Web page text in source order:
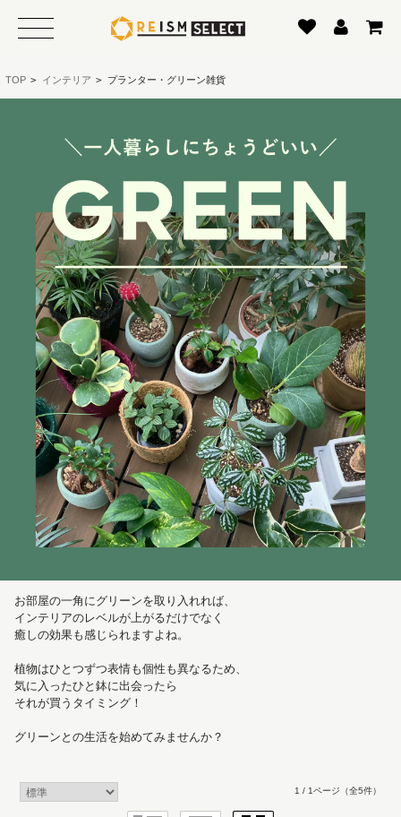
TOP > インテリア > プランター・グリーン雑貨
お部屋の一角にグリーンを取り入れれば、
インテリアのレベルが上がるだけでなく
癒しの効果も感じられますよね。
植物はひとつずつ表情も個性も異なるため、
気に入ったひと鉢に出会ったら
それが買うタイミング！
グリーンとの生活を始めてみませんか？
1 / 1ページ （全5件）